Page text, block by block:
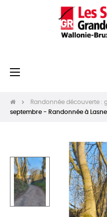
Basculer
☰
Randonnée découverte :
septembre - Randonnée à Lasne